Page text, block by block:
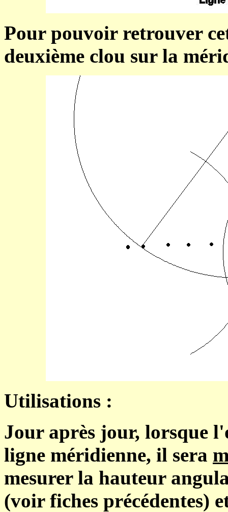
Pour pouvoir retrouver
deuxième clou sur la
Utilisations :
Jour après jour, lorsque
ligne méridienne, il sera
mesurer la hauteur
(voir fiches précédentes)